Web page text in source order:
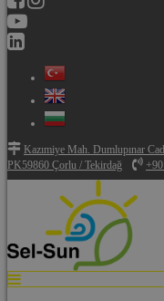
Kazımiye Mah. Dumlupınar
PK59860 Çorlu / Tekirdağ